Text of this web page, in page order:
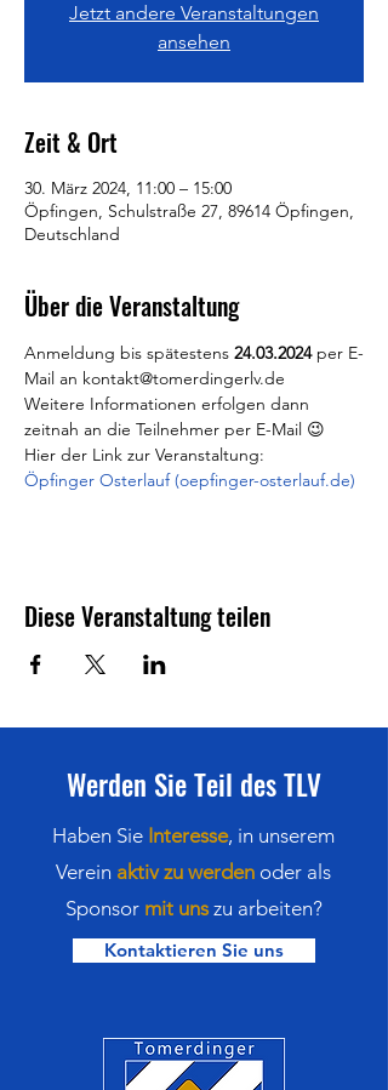
Jetzt andere Veranstaltungen
ansehen
Zeit & Ort
30. März 2024, 11:00 – 15:00
Öpfingen, Schulstraße 27, 89614 Öpfingen,
Deutschland
Über die Veranstaltung
Anmeldung bis spätestens 24.03.2024 per E-
Mail an kontakt@tomerdingerlv.de
Weitere Informationen erfolgen dann
zeitnah an die Teilnehmer per E-Mail 😉
Hier der Link zur Veranstaltung:
Öpfinger Osterlauf (oepfinger-osterlauf.de)
Diese Veranstaltung teilen
Werden Sie Teil des TLV
Haben Sie Interesse, in unserem
Verein aktiv zu werden oder als
Sponsor mit unszu arbeiten?
Kontaktieren Sie uns